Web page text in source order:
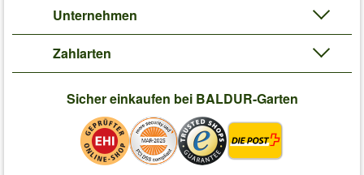
Unternehmen
Zahlarten
Sicher einkaufen bei BALDUR-Garten